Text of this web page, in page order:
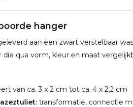
hanger
aan een zwart verstelbaar
qua vorm, kleur en maat
van ca. 3 x 2 cm tot ca. 4 x 2,2 cm
transformatie, connectie